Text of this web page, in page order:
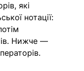
які
нотації:
Нижче —